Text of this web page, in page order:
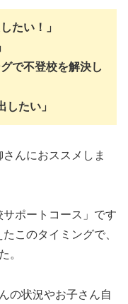
たい！」
で不登校を解決し
したい」
んにおススメしま
ポートコース」です
このタイミングで、
。
の状況やお子さん自